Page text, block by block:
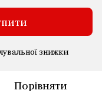
знижки
Порівняти